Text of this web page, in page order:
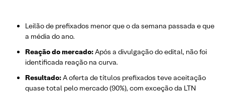
Leilão de prefixados menor que o da semana passada e que
a média do ano.
Reação do mercado:Após a divulgação do edital, não foi
identificada reação na curva.
Resultado:A oferta de títulos prefixados teve aceitação
quase total pelo mercado (90%), com exceção da LTN